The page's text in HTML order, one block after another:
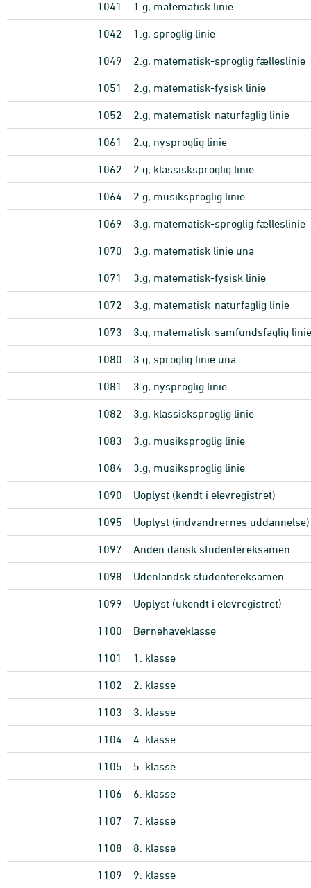
1041 1.g, matematisk linie
1042 1.g, sproglig linie
1049 2.g, matematisk-sproglig fælleslinie
1051 2.g, matematisk-fysisk linie
1052 2.g, matematisk-naturfaglig linie
1061 2.g, nysproglig linie
1062 2.g, klassisksproglig linie
1064 2.g, musiksproglig linie
1069 3.g, matematisk-sproglig fælleslinie
1070 3.g, matematisk linie una
1071 3.g, matematisk-fysisk linie
1072 3.g, matematisk-naturfaglig linie
1073 3.g, matematisk-samfundsfaglig linie
1080 3.g, sproglig linie una
1081 3.g, nysproglig linie
1082 3.g, klassisksproglig linie
1083 3.g, musiksproglig linie
1084 3.g, musiksproglig linie
1090 Uoplyst (kendt i elevregistret)
1095 Uoplyst (indvandrernes uddannelse)
1097 Anden dansk studentereksamen
1098 Udenlandsk studentereksamen
1099 Uoplyst (ukendt i elevregistret)
1100 Børnehaveklasse
1101 1. klasse
1102 2. klasse
1103 3. klasse
1104 4. klasse
1105 5. klasse
1106 6. klasse
1107 7. klasse
1108 8. klasse
1109 9. klasse